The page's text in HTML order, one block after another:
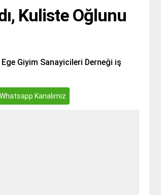
Kuliste Oğlunu
Giyim Sanayicileri Derneği iş
Whatsapp Kanalımız